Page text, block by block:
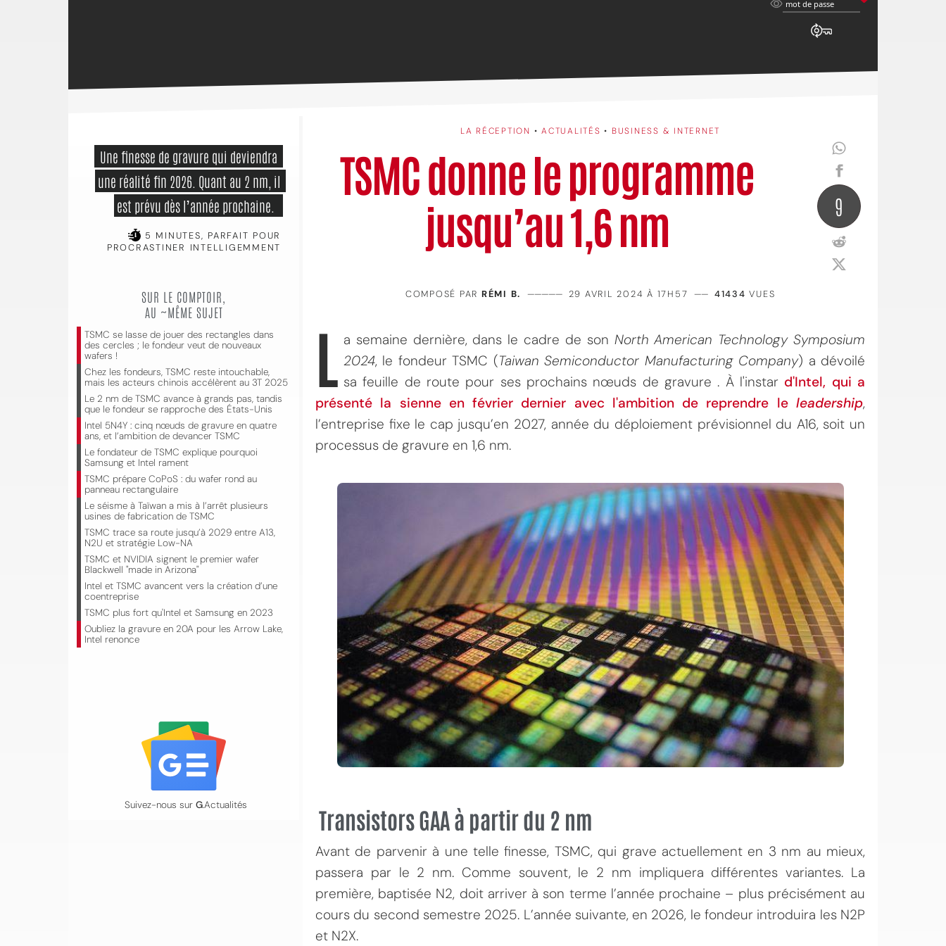
mot de passe
LA RÉCEPTION •ACTUALITÉS • BUSINESS & INTERNET
TSMC donne le programme
jusqu’au 1,6 nm
9
COMPOSÉ PAR RÉMI B. ————— 29 AVRIL 2024 À 17H57 —— 41434 VUES
L a semaine dernière, dans le cadre de son North American Technology Symposium
2024, le fondeur TSMC (Taiwan Semiconductor Manufacturing Company) a dévoilé
sa feuille de route pour ses prochains nœuds de gravure . À l'instar d'Intel, qui a
présenté la sienne en février dernier avec l'ambition de reprendre le leadership,
l’entreprise fixe le cap jusqu’en 2027, année du déploiement prévisionnel du A16, soit un
processus de gravure en 1,6 nm.
Transistors GAA à partir du 2 nm
Avant de parvenir à une telle finesse, TSMC, qui grave actuellement en 3 nm au mieux,
passera par le 2 nm. Comme souvent, le 2 nm impliquera différentes variantes. La
première, baptisée N2, doit arriver à son terme l’année prochaine – plus précisément au
cours du second semestre 2025. L’année suivante, en 2026, le fondeur introduira les N2P
et N2X.
une réalité fin 2026. Quant au 2 nm, il
est prévu dès l’année prochaine.
5 MINUTES, PARFAIT POUR
PROCRASTINER INTELLIGEMMENT
SUR LE COMPTOIR,
AU ~MÊME SUJET
TSMC se lasse de jouer des rectangles dans
des cercles ; le fondeur veut de nouveaux
wafers !
Chez les fondeurs, TSMC reste intouchable,
mais les acteurs chinois accélèrent au 3T 2025
Le 2 nm de TSMC avance à grands pas, tandis
que le fondeur se rapproche des États-Unis
Intel 5N4Y : cinq nœuds de gravure en quatre
ans, et l’ambition de devancer TSMC
Le fondateur de TSMC explique pourquoi
Samsung et Intel rament
TSMC prépare CoPoS : du wafer rond au
panneau rectangulaire
Le séisme à Taïwan a mis à l’arrêt plusieurs
usines de fabrication de TSMC
TSMC trace sa route jusqu’à 2029 entre A13,
N2U et stratégie Low-NA
TSMC et NVIDIA signent le premier wafer
Blackwell "made in Arizona"
Intel et TSMC avancent vers la création d’une
coentreprise
TSMC plus fort qu'Intel et Samsung en 2023
Oubliez la gravure en 20A pour les Arrow Lake,
Intel renonce
Suivez-nous sur G.Actualités